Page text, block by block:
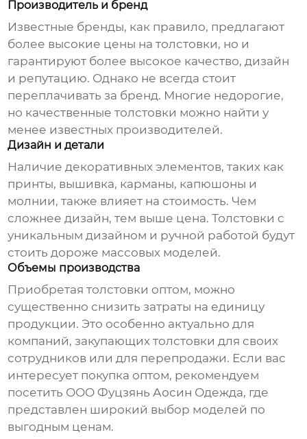
Производитель и бренд
Известные бренды, как правило, предлагают
более высокие цены на толстовки, но и
гарантируют более высокое качество, дизайн
и репутацию. Однако не всегда стоит
переплачивать за бренд. Многие недорогие,
но качественныетолстовки можно найти у
менее известных производителей.
Дизайн и детали
Наличие декоративных элементов, таких как
принты, вышивка, карманы, капюшоны и
молнии, также влияет на стоимость. Чем
сложнее дизайн, тем выше цена.Толстовки с
уникальным дизайном и ручной работой будут
стоить дороже массовых моделей.
Объемы производства
Приобретаятолстовки оптом, можно
существенно снизить затраты на единицу
продукции. Это особенно актуально для
компаний, закупающихтолстовки для своих
сотрудников или для перепродажи. Если вас
интересует покупка оптом, рекомендуем
посетить ООО Фуцзянь Аосин Одежда, где
представлен широкий выбор моделей по
выгодным ценам.